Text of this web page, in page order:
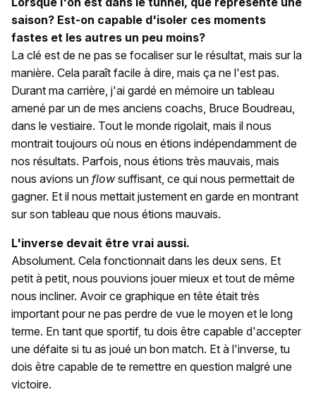
saison? Est-on capable d'isoler ces moments
fastes et les autres un peu moins?
La clé est de ne pas se focaliser sur le résultat, mais sur la
manière. Cela paraît facile à dire, mais ça ne l'est pas.
Durant ma carrière, j'ai gardé en mémoire un tableau
amené par un de mes anciens coachs, Bruce Boudreau,
dans le vestiaire. Tout le monde rigolait, mais il nous
montrait toujours où nous en étions indépendamment de
nos résultats. Parfois, nous étions très mauvais, mais
nous avions un flow suffisant, ce qui nous permettait de
gagner. Et il nous mettait justement en garde en montrant
sur son tableau que nous étions mauvais.
L'inverse devait être vrai aussi.
Absolument. Cela fonctionnait dans les deux sens. Et
petit à petit, nous pouvions jouer mieux et tout de même
nous incliner. Avoir ce graphique en tête était très
important pour ne pas perdre de vue le moyen et le long
terme. En tant que sportif, tu dois être capable d'accepter
une défaite si tu as joué un bon match. Et à l'inverse, tu
dois être capable de te remettre en question malgré une
victoire.